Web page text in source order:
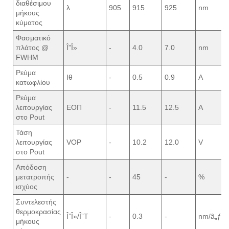
διαθέσιμου
μήκους
κύματος
λ 905 915 925 nm
Φασματικό
πλάτος @
FWHM
Î”Î» - 4.0 7.0 nm
Ρεύμα
κατωφλίου
Ιθ - 0.5 0.9 A
Ρεύμα
λειτουργίας
στο Pout
ΕΟΠ - 11.5 12.5 A
Τάση
λειτουργίας
στο Pout
VOP - 10.2 12.0 V
Απόδοση
μετατροπής
ισχύος
- - 45 - %
Συντελεστής
θερμοκρασίας
μήκους
Î”Î»/Î”T - 0.3 - nm/â„ƒ